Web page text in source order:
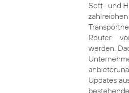
Soft- und
Router –
werden.
Updates